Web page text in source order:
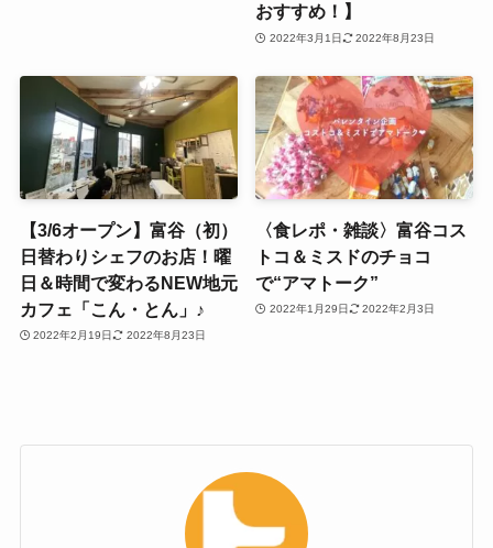
おすすめ！】
2022年3月1日 2022年8月23日
【3/6オープン】富谷（初）
日替わりシェフのお店！曜
日＆時間で変わるNEW地元
カフェ「こん・とん」♪
2022年2月19日 2022年8月23日
〈食レポ・雑談〉富谷コス
トコ＆ミスドのチョコ
で“アマトーク”
2022年1月29日 2022年2月3日